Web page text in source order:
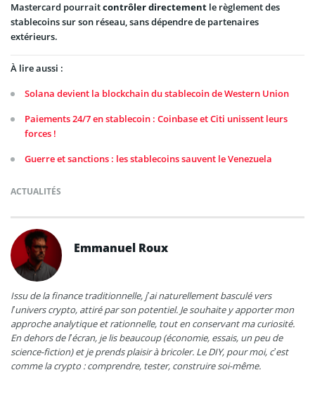
Mastercard pourraitcontrôler directement le règlement des
stablecoins sur son réseau, sans dépendre de partenaires
extérieurs.
À lire aussi :
Solana devient la blockchain du stablecoin de Western Union
Paiements 24/7 en stablecoin : Coinbase et Citi unissent leurs
forces !
Guerre et sanctions : les stablecoins sauvent le Venezuela
ACTUALITÉS
Emmanuel Roux
Issu de la finance traditionnelle, j’ai naturellement basculé vers
l’univers crypto, attiré par son potentiel. Je souhaite y apporter mon
approche analytique et rationnelle, tout en conservant ma curiosité.
En dehors de l’écran, je lis beaucoup (économie, essais, un peu de
science-fiction) et je prends plaisir à bricoler. Le DIY, pour moi, c’est
comme la crypto : comprendre, tester, construire soi-même.